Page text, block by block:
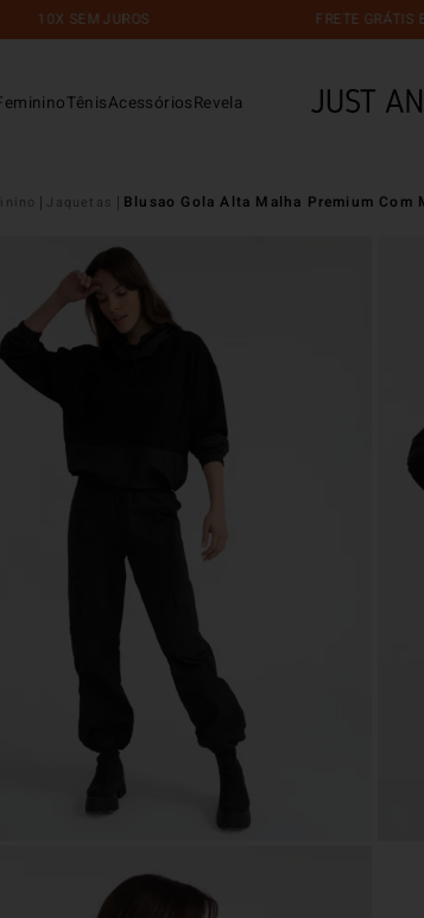
10X SEM JUROS FRETE GRÁTIS
TênisAcessóriosRevela
Jaquetas Blusao Gola Alta Malha Premium Com